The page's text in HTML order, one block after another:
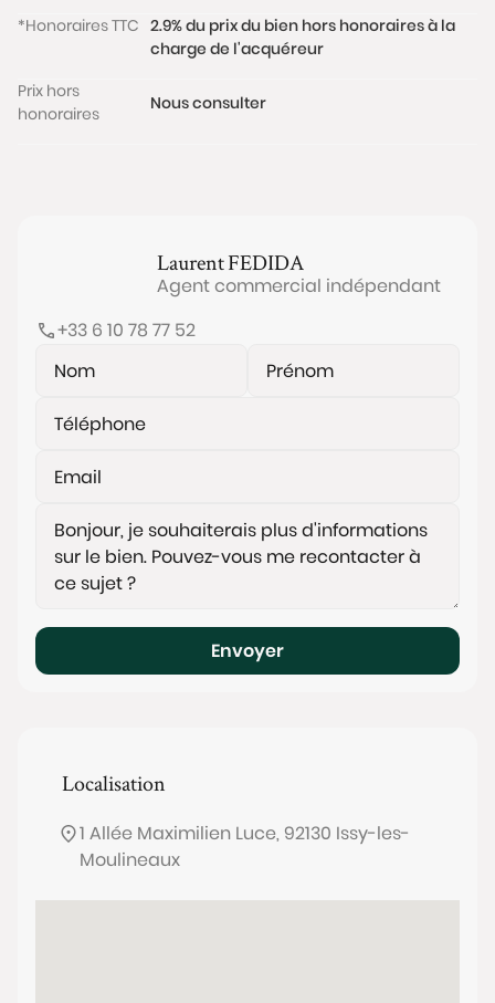
*Honoraires TTC 2.9% du prix du bien hors honoraires à la
charge de l'acquéreur
Prix hors
honoraires
Nous consulter
LaurentFEDIDA
Agent commercial indépendant
+33 6 10 78 77 52
Envoyer
Localisation
1 Allée Maximilien Luce, 92130 Issy-les-
Moulineaux